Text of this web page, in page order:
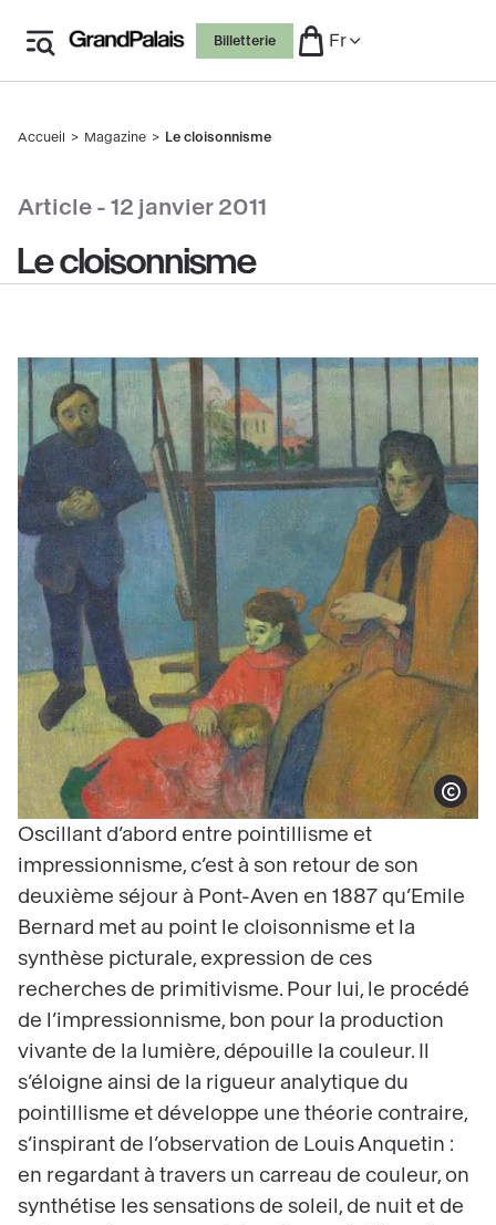
contenu
Billetterie Fr
Fil
Accueil Magazine Le cloisonnisme
Article - 12 janvier 2011
Le cloisonnisme
Afficher le
Oscillant d’abord entre pointillisme et
impressionnisme, c’est à son retour de son
deuxième séjour à Pont-Aven en 1887 qu’Emile
Bernard met au point le cloisonnisme et la
synthèse picturale, expression de ces
recherches de primitivisme. Pour lui, le procédé
de l’impressionnisme, bon pour la production
vivante de la lumière, dépouille la couleur. Il
s’éloigne ainsi de la rigueur analytique du
pointillisme et développe une théorie contraire,
s’inspirant de l’observation de Louis Anquetin :
en regardant à travers un carreau de couleur, on
synthétise les sensations de soleil, de nuit et de